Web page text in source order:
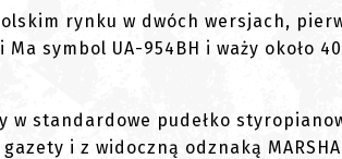
rynku w dwóch wersjach,
symbol UA-954BH i waży około
w standardowe pudełko
i z widoczną odznaką